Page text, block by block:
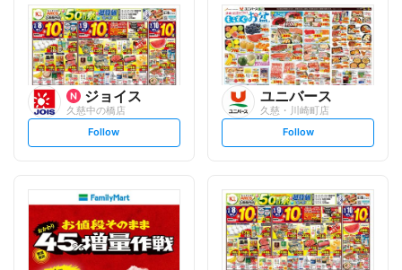
ジョイス
久慈中の橋店
s
t
o
Follow
ユニバース
久慈・川崎町店
s
t
l
o
w
Follow